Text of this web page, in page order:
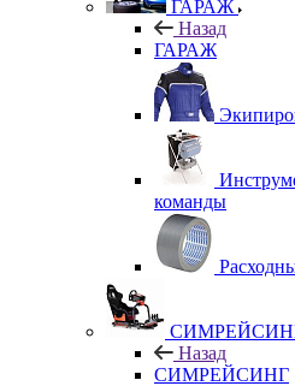
ГАРАЖ
Назад
ГАРАЖ
команды
Назад
СИМРЕЙСИНГ